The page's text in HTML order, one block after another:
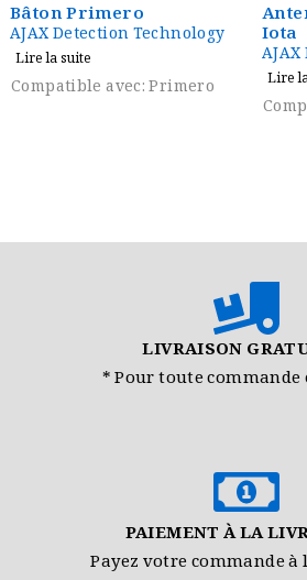
Bâton Primero
AJAX Detection Technology
Lire la suite
Compatible avec: Primero
Iota
Lire
LIVRAISON
* Pour toute commande
PAIEMENT À LA
Payez votre commande